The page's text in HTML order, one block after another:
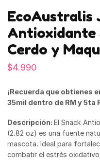
EcoAustralis
Antioxidante
Cerdo y
$4.990
¡Recuerda que obtienes
35mil dentro de RM y 5ta
Descripción: El Snack
(2.82 oz) es una fuente
mascota. Ideal para
combatir el estrés